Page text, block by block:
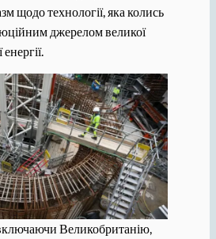
щодо технології, яка колись
джерелом великої
Великобританію,